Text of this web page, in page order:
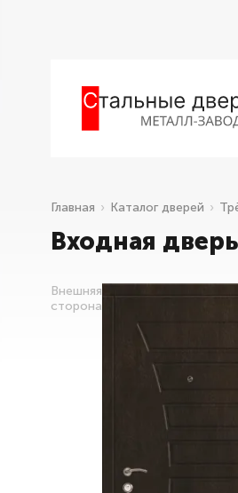
Входная
Главная Каталог дверей
Внешняя
сторона